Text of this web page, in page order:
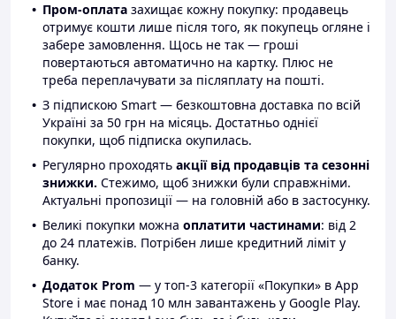
Пром-оплата захищає кожну покупку: продавець
отримує кошти лише після того, як покупець огляне і
забере замовлення. Щось не так — гроші
повертаються автоматично на картку. Плюс не
треба переплачувати за післяплату на пошті.
З підпискою Smart — безкоштовна доставка по всій
Україні за 50 грн на місяць. Достатньо однієї
покупки, щоб підписка окупилась.
Регулярно проходять акції від продавців та сезонні
знижки. Стежимо, щоб знижки були справжніми.
Актуальні пропозиції — на головній або в застосунку.
Великі покупки можна оплатити частинами: від 2
до 24 платежів. Потрібен лише кредитний ліміт у
банку.
Додаток Prom — у топ-3 категорії «Покупки» в App
Store і має понад 10 млн завантажень у Google Play.